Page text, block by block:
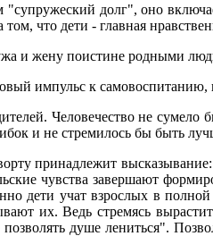
долг", оно
что дети - главная
и жену поистине родными
импульс к самовоспитанию,
Человечество не
и не стремилось бы быть
принадлежит
чувства завершают
дети учат взрослых в
их. Ведь стремясь
душе лениться".